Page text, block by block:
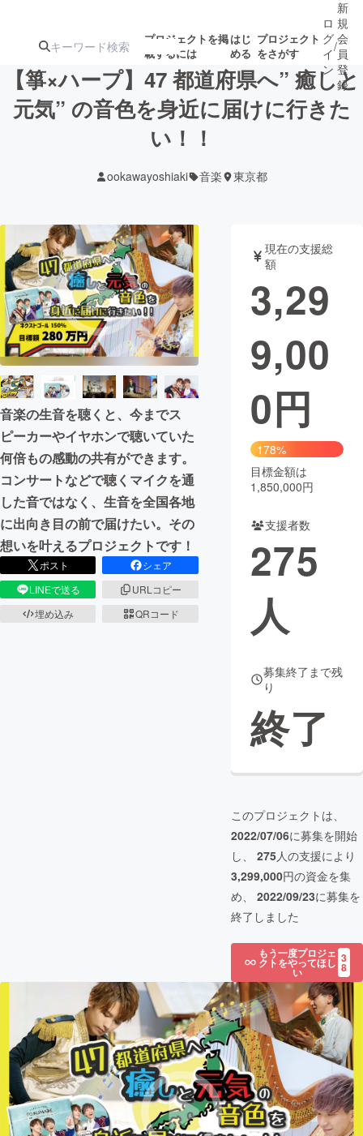
プロジェクトを掲
載するには
はじ
める
プロジェクト
をさがす
注目の新着プロ
募集終了が近いプ
テクノロジー・ガジェット
映像・映画 書籍・雑誌
ビジネス・起業 チャレンジ
まちづくり・地域活性化
CAMPFIRE for Social Good
CAMPFIRE Creation
CAMPFIREふるさと納税
コミュニティ
ロ
グ
イ
ン
/
新
規
会
員
登
録
【箏×ハープ】47 都道府県へ” 癒しと
元気” の音色を身近に届けに行きた
い！！
ookawayoshiaki 音楽 東京都
音楽の生音を聴くと、今までス
ピーカーやイヤホンで聴いていた
何倍もの感動の共有ができます。
コンサートなどで聴くマイクを通
した音ではなく、生音を全国各地
に出向き目の前で届けたい。その
想いを叶えるプロジェクトです！
ポスト
シェア
LINEで送る
URLコピー
埋め込み
QRコード
現在の支援総
額
3,29
9,00
0円
178%
目標金額は
1,850,000円
支援者数
275
人
募集終了まで残
り
終了
このプロジェクトは、
2022/07/06に募集を開始
し、 275人の支援により
3,299,000円の資金を集
め、 2022/09/23に募集を
終了しました
もう一度プロジェ
クトをやってほし
い
3
8